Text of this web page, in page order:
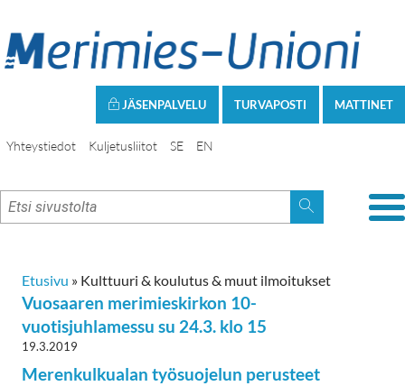
MATTINET
TURVAPOSTI
JÄSENPALVELU
Yhteystiedot Kuljetusliitot SE EN
Etusivu » Kulttuuri & koulutus & muut ilmoitukset
Vuosaaren merimieskirkon 10-
vuotisjuhlamessu su 24.3. klo 15
19.3.2019
Merenkulkualan työsuojelun perusteet